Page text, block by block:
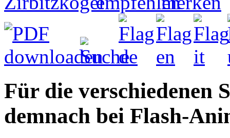
Für die verschiedenen
demnach bei Flash-